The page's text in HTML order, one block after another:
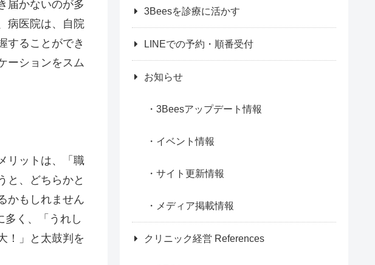
届かないのが多
病医院は、自院
することができ
ーションをスム
リットは、「職
と、どちらかと
かもしれません
多く、「うれし
！」と太鼓判を
3Beesを診療に活かす
LINEでの予約・順番受付
お知らせ
3Beesアップデート情報
イベント情報
サイト更新情報
メディア掲載情報
クリニック経営 References